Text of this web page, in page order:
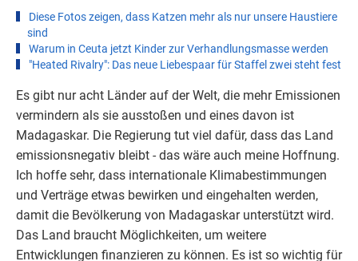
Diese Fotos zeigen, dass Katzen mehr als nur unsere Haustiere
sind
Warum in Ceuta jetzt Kinder zur Verhandlungsmasse werden
"Heated Rivalry": Das neue Liebespaar für Staffel zwei steht fest
Es gibt nur acht Länder auf der Welt, die mehr Emissionen
vermindern als sie ausstoßen und eines davon ist
Madagaskar. Die Regierung tut viel dafür, dass das Land
emissionsnegativ bleibt - das wäre auch meine Hoffnung.
Ich hoffe sehr, dass internationale Klimabestimmungen
und Verträge etwas bewirken und eingehalten werden,
damit die Bevölkerung von Madagaskar unterstützt wird.
Das Land braucht Möglichkeiten, um weitere
Entwicklungen finanzieren zu können. Es ist so wichtig für